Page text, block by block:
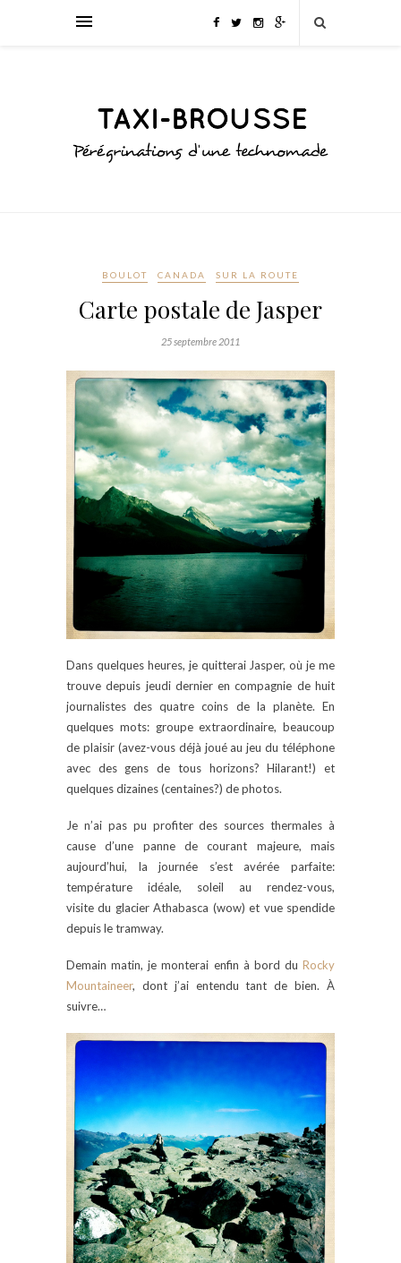
BOULOT CANADA SUR LA ROUTE
Carte postale de Jasper
25 septembre 2011
Dans quelques heures, je quitterai Jasper, où je me
trouve depuis jeudi dernier en compagnie de huit
journalistes des quatre coins de la planète. En
quelques mots: groupe extraordinaire, beaucoup
de plaisir (avez-vous déjà joué au jeu du téléphone
avec des gens de tous horizons? Hilarant!) et
quelques dizaines (centaines?) de photos.
Je n’ai pas pu profiter des sources thermales à
cause d’une panne de courant majeure, mais
aujourd’hui, la journée s’est avérée parfaite:
température idéale, soleil au rendez-vous,
visite du glacier Athabasca (wow) et vue spendide
depuis le tramway.
Demain matin, je monterai enfin à bord du Rocky
Mountaineer, dont j’ai entendu tant de bien. À
suivre…